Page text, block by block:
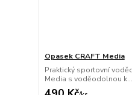
Opasek CRAFT Media
Praktický sportovní
Media s voděodolnou k...